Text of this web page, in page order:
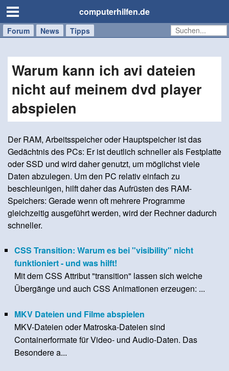
computerhilfen.de
Forum News Tipps
Handy
Windows
Mac
Warum kann ich avi dateien
nicht auf meinem dvd player
abspielen
Der RAM, Arbeitsspeicher oder Hauptspeicher ist das
Gedächtnis des PCs: Er ist deutlich schneller als Festplatte
oder SSD und wird daher genutzt, um möglichst viele
Daten abzulegen. Um den PC relativ einfach zu
beschleunigen, hilft daher das Aufrüsten des RAM-
Speichers: Gerade wenn oft mehrere Programme
gleichzeitig ausgeführt werden, wird der Rechner dadurch
schneller.
CSS Transition: Warum es bei "visibility" nicht
funktioniert - und was hilft!
Mit dem CSS Attribut "transition" lassen sich weiche
Übergänge und auch CSS Animationen erzeugen: ...
MKV Dateien und Filme abspielen
MKV-Dateien oder Matroska-Dateien sind
Containerformate für Video- und Audio-Daten. Das
Besondere a...